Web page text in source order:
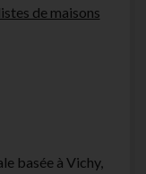
listes de maisons
basée à Vichy,